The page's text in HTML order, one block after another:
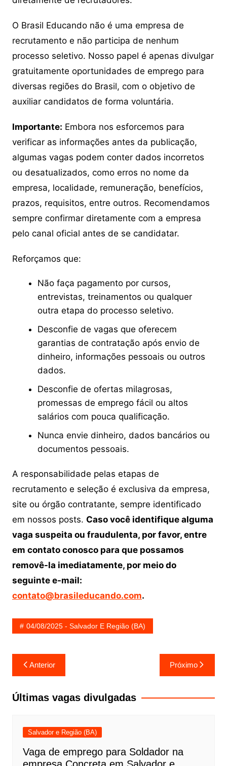
O Brasil Educando não é uma empresa de
recrutamento e não participa de nenhum
processo seletivo. Nosso papel é apenas divulgar
gratuitamente oportunidades de emprego para
diversas regiões do Brasil, com o objetivo de
auxiliar candidatos de forma voluntária.
Importante: Embora nos esforcemos para
verificar as informações antes da publicação,
algumas vagas podem conter dados incorretos
ou desatualizados, como erros no nome da
empresa, localidade, remuneração, benefícios,
prazos, requisitos, entre outros. Recomendamos
sempre confirmar diretamente com a empresa
pelo canal oficial antes de se candidatar.
Reforçamos que:
Não faça pagamento por cursos,
entrevistas, treinamentos ou qualquer
outra etapa do processo seletivo.
Desconfie de vagas que oferecem
garantias de contratação após envio de
dinheiro, informações pessoais ou outros
dados.
Desconfie de ofertas milagrosas,
promessas de emprego fácil ou altos
salários com pouca qualificação.
Nunca envie dinheiro, dados bancários ou
documentos pessoais.
A responsabilidade pelas etapas de
recrutamento e seleção é exclusiva da empresa,
site ou órgão contratante, sempre identificado
em nossos posts. Caso você identifique alguma
vaga suspeita ou fraudulenta, por favor, entre
em contato conosco para que possamos
removê-la imediatamente, por meio do
seguinte e-mail:
contato@brasileducando.com.
04/08/2025 - Salvador E Região (BA)
Navegação
de
Post
Anterior Próximo
Últimas vagas divulgadas
Salvador e Região (BA)
Vaga de emprego para Soldador na